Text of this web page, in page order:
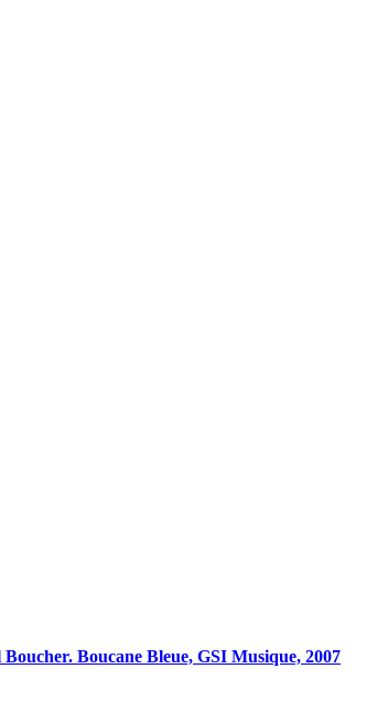
Boucher. Boucane Bleue, GSI Musique, 2007